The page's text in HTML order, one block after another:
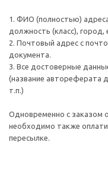
1. ФИО (полностью)
должность (класс), город,
2. Почтовый адрес c
документа.
3. Все достоверные
(название автореферата
т.п.)
Одновременно с заказом
необходимо также
пересылке.